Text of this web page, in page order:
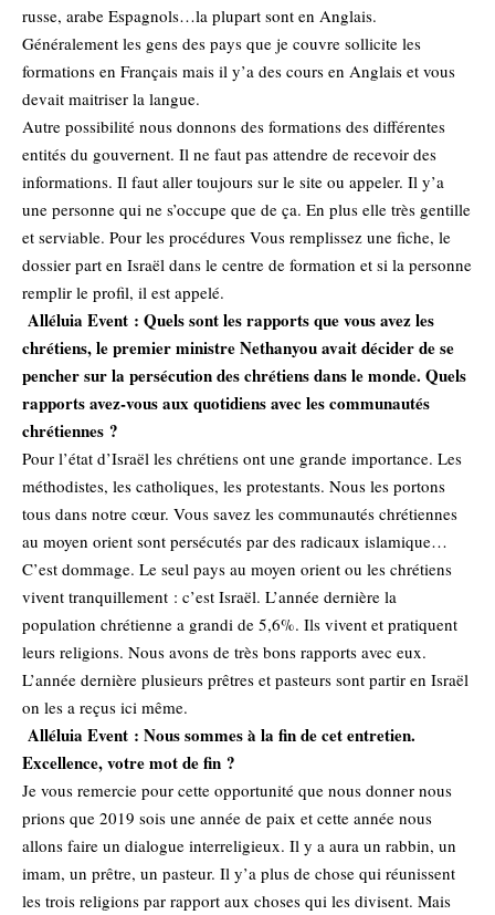
russe, arabe Espagnols…la plupart sont en Anglais.
Généralement les gens des pays que je couvre sollicite les
formations en Français mais il y’a des cours en Anglais et vous
devait maitriser la langue.
Autre possibilité nous donnons des formations des différentes
entités du gouvernent. Il ne faut pas attendre de recevoir des
informations. Il faut aller toujours sur le site ou appeler. Il y’a
une personne qui ne s’occupe que de ça. En plus elle très gentille
et serviable. Pour les procédures Vous remplissez une fiche, le
dossier part en Israël dans le centre de formation et si la personne
remplir le profil, il est appelé.
Alléluia Event : Quels sont les rapports que vous avez les
chrétiens, le premier ministre Nethanyou avait décider de se
pencher sur la persécution des chrétiens dans le monde. Quels
rapports avez-vous aux quotidiens avec les communautés
chrétiennes ?
Pour l’état d’Israël les chrétiens ont une grande importance. Les
méthodistes, les catholiques, les protestants. Nous les portons
tous dans notre cœur. Vous savez les communautés chrétiennes
au moyen orient sont persécutés par des radicaux islamique…
C’est dommage. Le seul pays au moyen orient ou les chrétiens
vivent tranquillement : c’est Israël. L’année dernière la
population chrétienne a grandi de 5,6%. Ils vivent et pratiquent
leurs religions. Nous avons de très bons rapports avec eux.
L’année dernière plusieurs prêtres et pasteurs sont partir en Israël
on les a reçus ici même.
Alléluia Event : Nous sommes à la fin de cet entretien.
Excellence, votre mot de fin ?
Je vous remercie pour cette opportunité que nous donner nous
prions que 2019 sois une année de paix et cette année nous
allons faire un dialogue interreligieux. Il y a aura un rabbin, un
imam, un prêtre, un pasteur. Il y’a plus de chose qui réunissent
les trois religions par rapport aux choses qui les divisent. Mais